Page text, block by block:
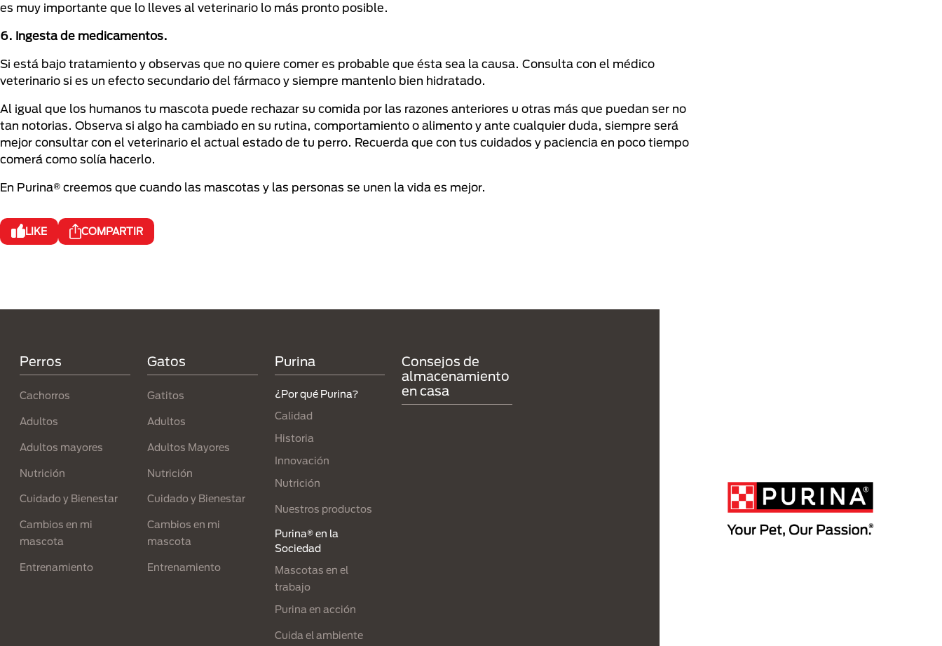
es muy importante que lo lleves al veterinario lo más pronto posible.
6. Ingesta de medicamentos.
Si está bajo tratamiento y observas que no quiere comer es probable que ésta sea la causa. Consulta con el médico
veterinario si es un efecto secundario del fármaco y siempre mantenlo bien hidratado.
Al igual que los humanos tu mascota puede rechazar su comida por las razones anteriores u otras más que puedan ser no
tan notorias. Observa si algo ha cambiado en su rutina, comportamiento o alimento y ante cualquier duda, siempre será
mejor consultar con el veterinario el actual estado de tu perro. Recuerda que con tus cuidados y paciencia en poco tiempo
comerá como solía hacerlo.
En Purina® creemos que cuando las mascotas y las personas se unen la vida es mejor.
LIKE COMPARTIR
Perros
Cachorros
Adultos
Adultos mayores
Nutrición
Cuidado y Bienestar
Cambios en mi
mascota
Entrenamiento
Gatos
Gatitos
Adultos
Adultos Mayores
Nutrición
Cuidado y Bienestar
Cambios en mi
mascota
Entrenamiento
Purina
¿Por qué Purina?
Calidad
Historia
Innovación
Nutrición
Nuestros productos
Purina® en la
Sociedad
Mascotas en el
trabajo
Purina en acción
Cuida el ambiente
Consejos de
almacenamiento
en casa